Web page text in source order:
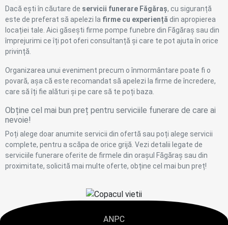
Dacă ești în căutare de servicii funerare Făgăraș, cu siguranță
este de preferat să apelezi la firme cu experiență din apropierea
locației tale. Aici găsești firme pompe funebre din Făgăraș sau din
împrejurimi ce îți pot oferi consultanță și care te pot ajuta în orice
privință.
Organizarea unui eveniment precum o înmormântare poate fi o
povară, așa că este recomandat să apelezi la firme de încredere,
care să îți fie alături și pe care să te poți baza.
Obține cel mai bun preț pentru serviciile funerare de care ai
nevoie!
Poți alege doar anumite servicii din ofertă sau poți alege servicii
complete, pentru a scăpa de orice grijă. Vezi detalii legate de
serviciile funerare oferite de firmele din orașul Făgăraș sau din
proximitate, solicită mai multe oferte, obține cel mai bun preț!
ANPC